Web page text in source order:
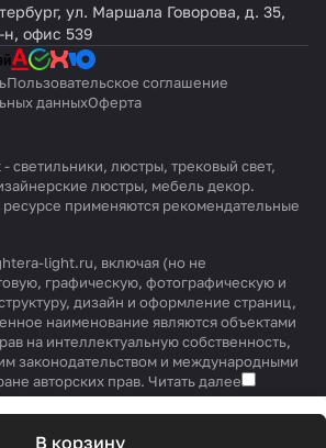
В корзину
ул. Маршала Говорова, д. 35,
офис 539
Пользовательское соглашение
данныхОферта
светильники, люстры, трековый свет,
люстры, мебель декор.
применяются рекомендательные
light.ru, включая (но не
графическую, фотографическую и
дизайн и оформление страниц,
наименование являются объектами
на интеллектуальную собственность,
законодательством и международными
авторских прав. Читать далее